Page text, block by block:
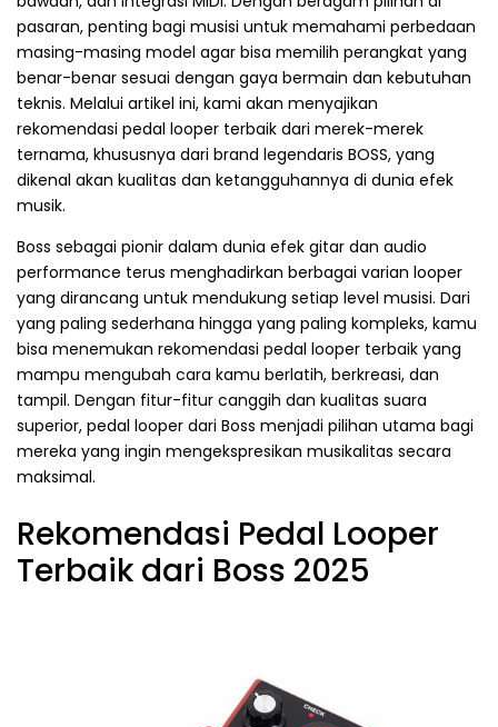
pasaran, penting bagi musisi untuk memahami perbedaan
masing-masing model agar bisa memilih perangkat yang
benar-benar sesuai dengan gaya bermain dan kebutuhan
teknis. Melalui artikel ini, kami akan menyajikan
rekomendasi pedal looper terbaik dari merek-merek
ternama, khususnya dari brand legendaris BOSS, yang
dikenal akan kualitas dan ketangguhannya di dunia efek
musik.
Boss sebagai pionir dalam dunia efek gitar dan audio
performance terus menghadirkan berbagai varian looper
yang dirancang untuk mendukung setiap level musisi. Dari
yang paling sederhana hingga yang paling kompleks, kamu
bisa menemukan rekomendasi pedal looper terbaik yang
mampu mengubah cara kamu berlatih, berkreasi, dan
tampil. Dengan fitur-fitur canggih dan kualitas suara
superior, pedal looper dari Boss menjadi pilihan utama bagi
mereka yang ingin mengekspresikan musikalitas secara
maksimal.
Rekomendasi Pedal Looper
Terbaik dari Boss 2025